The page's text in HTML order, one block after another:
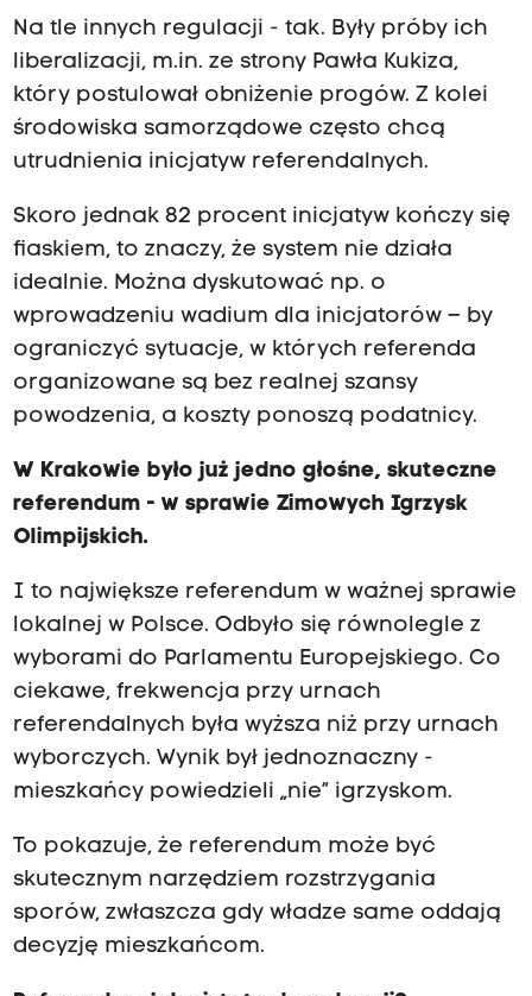
Na tle innych regulacji - tak. Były próby ich
liberalizacji, m.in. ze strony Pawła Kukiza,
który postulował obniżenie progów. Z kolei
środowiska samorządowe często chcą
utrudnienia inicjatyw referendalnych.
Skoro jednak 82 procent inicjatyw kończy się
fiaskiem, to znaczy, że system nie działa
idealnie. Można dyskutować np. o
wprowadzeniu wadium dla inicjatorów – by
ograniczyć sytuacje, w których referenda
organizowane są bez realnej szansy
powodzenia, a koszty ponoszą podatnicy.
W Krakowie było już jedno głośne, skuteczne
referendum -w sprawie Zimowych Igrzysk
Olimpijskich.
I to największe referendum w ważnej sprawie
lokalnej w Polsce. Odbyło się równolegle z
wyborami do Parlamentu Europejskiego. Co
ciekawe, frekwencja przy urnach
referendalnych była wyższa niż przy urnach
wyborczych. Wynik był jednoznaczny -
mieszkańcy powiedzieli „nie” igrzyskom.
To pokazuje, że referendum może być
skutecznym narzędziem rozstrzygania
sporów, zwłaszcza gdy władze same oddają
decyzję mieszkańcom.